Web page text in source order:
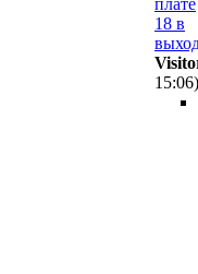
18 в
15:06)